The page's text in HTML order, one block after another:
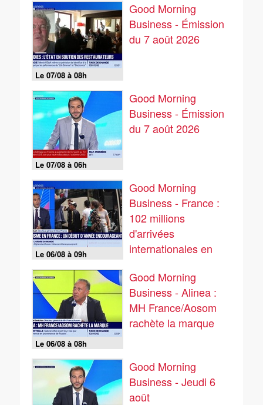
Le 07/08 à 08h
Good Morning
Business - Émission
du 7 août 2026
Le 07/08 à 06h
Good Morning
Business - Émission
du 7 août 2026
Le 06/08 à 09h
Good Morning
Business - France :
102 millions
d'arrivées
internationales en
Le 06/08 à 08h
Good Morning
Business - Alinea :
MH France/Aosom
rachète la marque
Good Morning
Business - Jeudi 6
août